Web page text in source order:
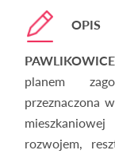
OPIS
planem
przeznaczona
rozwojem,